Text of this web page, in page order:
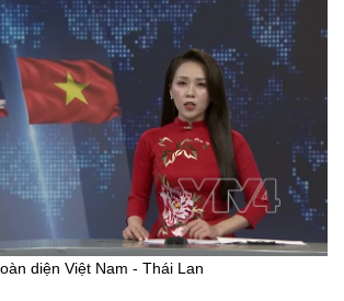
diện Việt Nam - Thái Lan